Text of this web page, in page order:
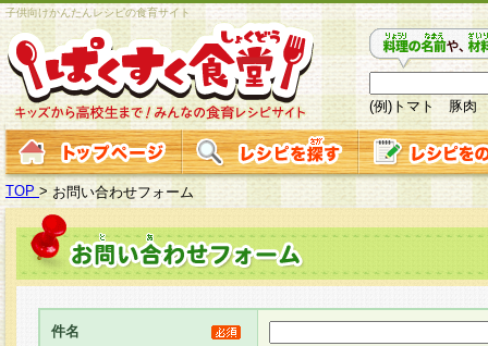
子供向けかんたんレシピの食育サイト
(例)トマト 豚肉
TOP > お問い合わせフォーム
件名